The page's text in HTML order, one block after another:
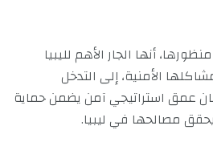
أنها الجار الأهم لليبيا
الأمنية، إلى التدخل
عمق استراتيجي آمن يضمن حماية
مصالحها في ليبيا.